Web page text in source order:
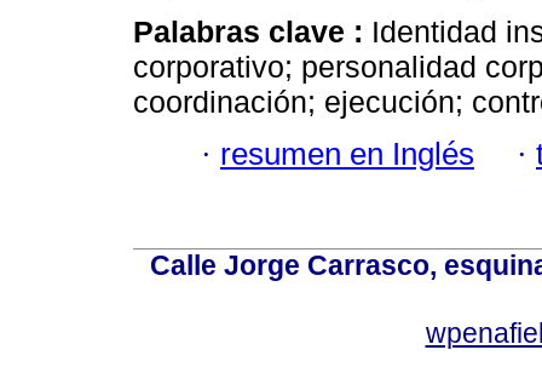
Palabras clave : Identidad
corporativo; personalidad
coordinación; ejecución;
· resumen en Inglés ·
Calle Jorge Carrasco,